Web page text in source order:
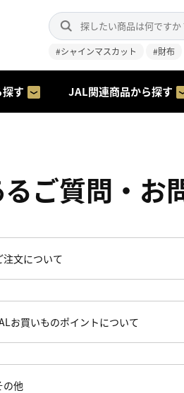
#シャインマスカット #財布
す JAL関連商品から探す
ご質問・お
注文について
お買いものポイントについて
の他